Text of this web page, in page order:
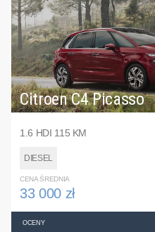
Citroen C4 Picasso
1.6 HDI 115 KM
DIESEL
CENA ŚREDNIA
33 000 zł
OCENY